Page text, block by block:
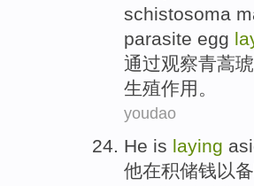
schistosoma
parasite egg
通过观察青蒿
生殖作用。
youdao
He is laying
他在积储钱以备